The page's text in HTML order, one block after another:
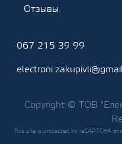
Отзывы
067 215 39 99
Copyright © ТОВ
This site is protected by reCAPTCHA